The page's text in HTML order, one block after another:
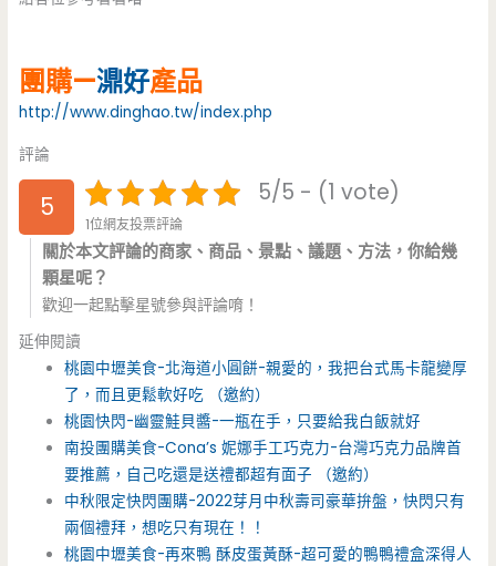
團購—濎好產品
http://www.dinghao.tw/index.php
評論
5 5/5 - (1 vote)
1位網友投票評論
關於本文評論的商家、商品、景點、議題、方法，你給幾
顆星呢？
歡迎一起點擊星號參與評論唷！
延伸閱讀
桃園中壢美食-北海道小圓餅-親愛的，我把台式馬卡龍變厚
了，而且更鬆軟好吃 （邀約）
桃園快閃-幽靈鮭貝醬-一瓶在手，只要給我白飯就好
南投團購美食-Cona’s 妮娜手工巧克力-台灣巧克力品牌首
要推薦，自己吃還是送禮都超有面子 （邀約）
中秋限定快閃團購-2022芽月中秋壽司豪華拚盤，快閃只有
兩個禮拜，想吃只有現在！！
桃園中壢美食-再來鴨 酥皮蛋黃酥-超可愛的鴨鴨禮盒深得人